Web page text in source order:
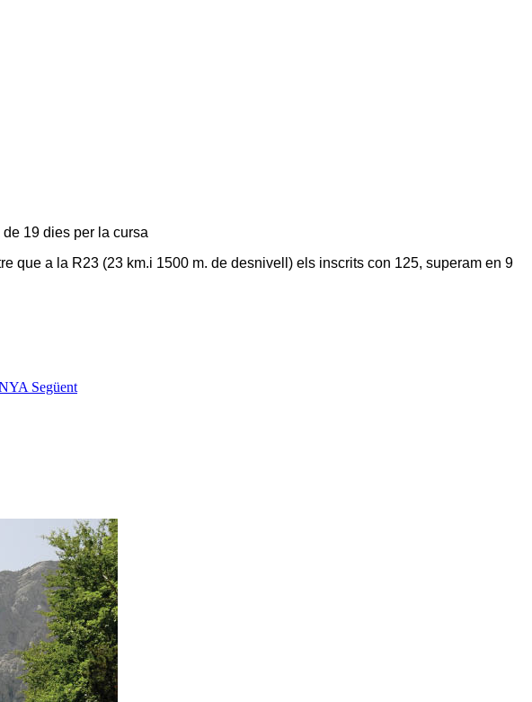
19 dies per la cursa
que a la R23 (23 km.i 1500 m. de desnivell) els inscrits con 125, superam en 9
Següent